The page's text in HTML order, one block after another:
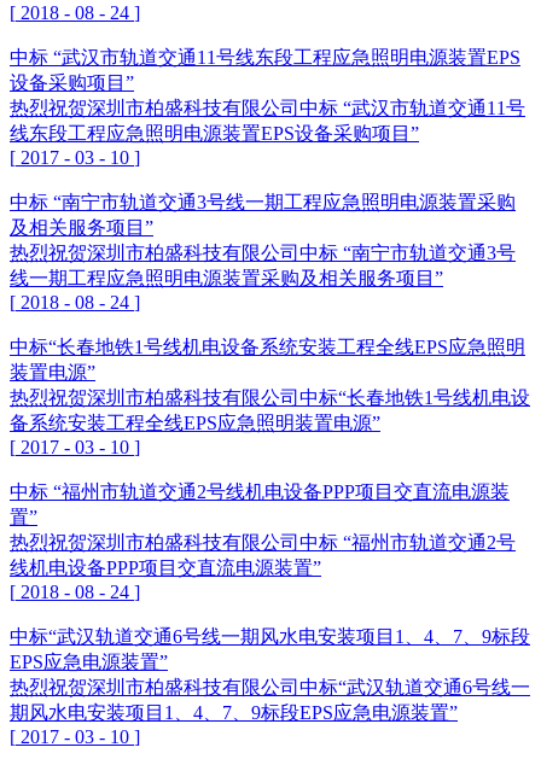
[ 2018 - 08 - 24 ]
中标 “武汉市轨道交通11号线东段工程应急照明电源装置EPS
设备采购项目”
热烈祝贺深圳市柏盛科技有限公司中标 “武汉市轨道交通11号
线东段工程应急照明电源装置EPS设备采购项目”
[ 2017 - 03 - 10 ]
中标 “南宁市轨道交通3号线一期工程应急照明电源装置采购
及相关服务项目”
热烈祝贺深圳市柏盛科技有限公司中标 “南宁市轨道交通3号
线一期工程应急照明电源装置采购及相关服务项目”
[ 2018 - 08 - 24 ]
中标“长春地铁1号线机电设备系统安装工程全线EPS应急照明
装置电源”
热烈祝贺深圳市柏盛科技有限公司中标“长春地铁1号线机电设
备系统安装工程全线EPS应急照明装置电源”
[ 2017 - 03 - 10 ]
中标 “福州市轨道交通2号线机电设备PPP项目交直流电源装
置”
热烈祝贺深圳市柏盛科技有限公司中标 “福州市轨道交通2号
线机电设备PPP项目交直流电源装置”
[ 2018 - 08 - 24 ]
中标“武汉轨道交通6号线一期风水电安装项目1、4、7、9标段
EPS应急电源装置”
热烈祝贺深圳市柏盛科技有限公司中标“武汉轨道交通6号线一
期风水电安装项目1、4、7、9标段EPS应急电源装置”
[ 2017 - 03 - 10 ]